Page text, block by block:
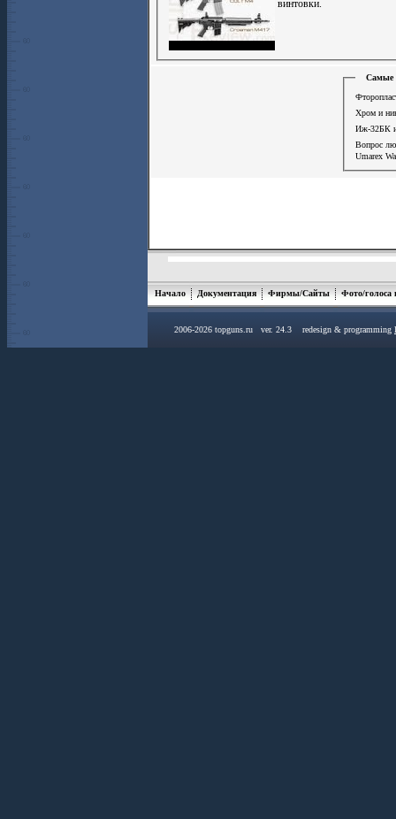
винтовки.
Самые
Хром и
Иж-32БК
Вопрос
Umarex
Начало Документация Фирмы/Сайты Фото/голоса
2006-2026 topguns.ru ver. 24.3 redesign & programming